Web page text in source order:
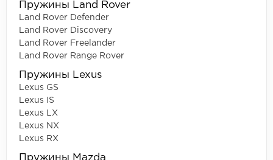
Пружины Land Rover
Land Rover Defender
Land Rover Discovery
Land Rover Freelander
Land Rover Range Rover
Пружины Lexus
Lexus GS
Lexus IS
Lexus LX
Lexus NX
Lexus RX
Пружины Mazda